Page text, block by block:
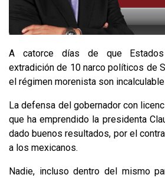
A catorce días de que
extradición de 10 narco políticos de
el régimen morenista son
La defensa del gobernador con
que ha emprendido la presidenta
dado buenos resultados, por el
a los mexicanos.
Nadie, incluso dentro del mismo